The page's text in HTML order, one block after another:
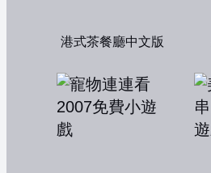
港式茶餐廳中文版